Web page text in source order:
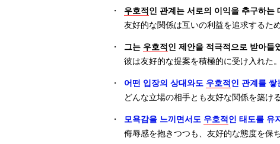
・ 우호적 인 관계는 서로의 이익을 추구하는
友好的な関係は互いの利益を追求するた
・ 그는 우호적 인 제안을 적극적으로 받아들
彼は友好的な提案を積極的に受け入れた。
・ 어떤 입장의 상대와도 우호적 인 관계를 쌓
どんな立場の相手とも友好な関係を築け
・ 모욕감을 느끼면서도 우호적 인 태도를 유
侮辱感を抱きつつも、友好的な態度を保